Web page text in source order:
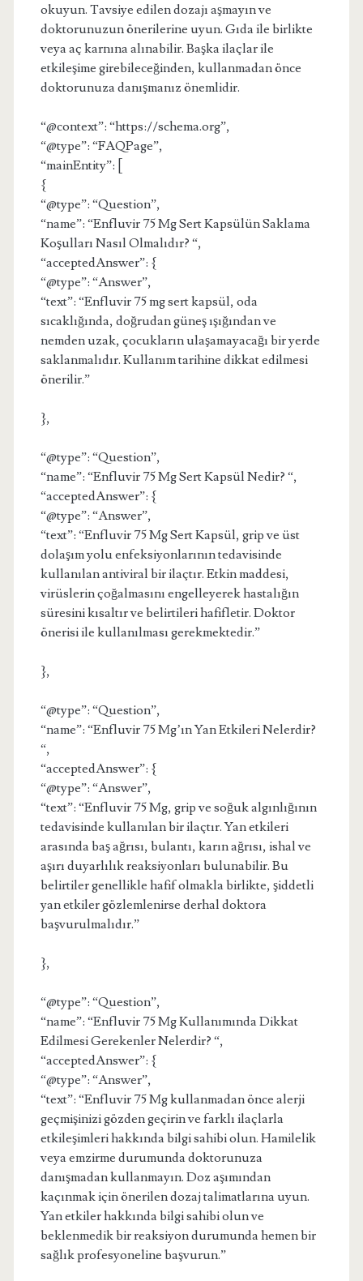
okuyun. Tavsiye edilen dozajı aşmayın ve
doktorunuzun önerilerine uyun. Gıda ile birlikte
veya aç karnına alınabilir. Başka ilaçlar ile
etkileşime girebileceğinden, kullanmadan önce
doktorunuza danışmanız önemlidir.
“@context”: “https://schema.org”,
“@type”: “FAQPage”,
“mainEntity”: [
{
“@type”: “Question”,
“name”: “Enfluvir 75 Mg Sert Kapsülün Saklama
Koşulları Nasıl Olmalıdır? “,
“acceptedAnswer”: {
“@type”: “Answer”,
“text”: “Enfluvir 75 mg sert kapsül, oda
sıcaklığında, doğrudan güneş ışığından ve
nemden uzak, çocukların ulaşamayacağı bir yerde
saklanmalıdır. Kullanım tarihine dikkat edilmesi
önerilir.”
},
“@type”: “Question”,
“name”: “Enfluvir 75 Mg Sert Kapsül Nedir? “,
“acceptedAnswer”: {
“@type”: “Answer”,
“text”: “Enfluvir 75 Mg Sert Kapsül, grip ve üst
dolaşım yolu enfeksiyonlarının tedavisinde
kullanılan antiviral bir ilaçtır. Etkin maddesi,
virüslerin çoğalmasını engelleyerek hastalığın
süresini kısaltır ve belirtileri hafifletir. Doktor
önerisi ile kullanılması gerekmektedir.”
},
“@type”: “Question”,
“name”: “Enfluvir 75 Mg’ın Yan Etkileri Nelerdir?
“,
“acceptedAnswer”: {
“@type”: “Answer”,
“text”: “Enfluvir 75 Mg, grip ve soğuk algınlığının
tedavisinde kullanılan bir ilaçtır. Yan etkileri
arasında baş ağrısı, bulantı, karın ağrısı, ishal ve
aşırı duyarlılık reaksiyonları bulunabilir. Bu
belirtiler genellikle hafif olmakla birlikte, şiddetli
yan etkiler gözlemlenirse derhal doktora
başvurulmalıdır.”
},
“@type”: “Question”,
“name”: “Enfluvir 75 Mg Kullanımında Dikkat
Edilmesi Gerekenler Nelerdir? “,
“acceptedAnswer”: {
“@type”: “Answer”,
“text”: “Enfluvir 75 Mg kullanmadan önce alerji
geçmişinizi gözden geçirin ve farklı ilaçlarla
etkileşimleri hakkında bilgi sahibi olun. Hamilelik
veya emzirme durumunda doktorunuza
danışmadan kullanmayın. Doz aşımından
kaçınmak için önerilen dozaj talimatlarına uyun.
Yan etkiler hakkında bilgi sahibi olun ve
beklenmedik bir reaksiyon durumunda hemen bir
sağlık profesyoneline başvurun.”